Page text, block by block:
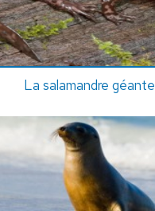
La salamandre géante